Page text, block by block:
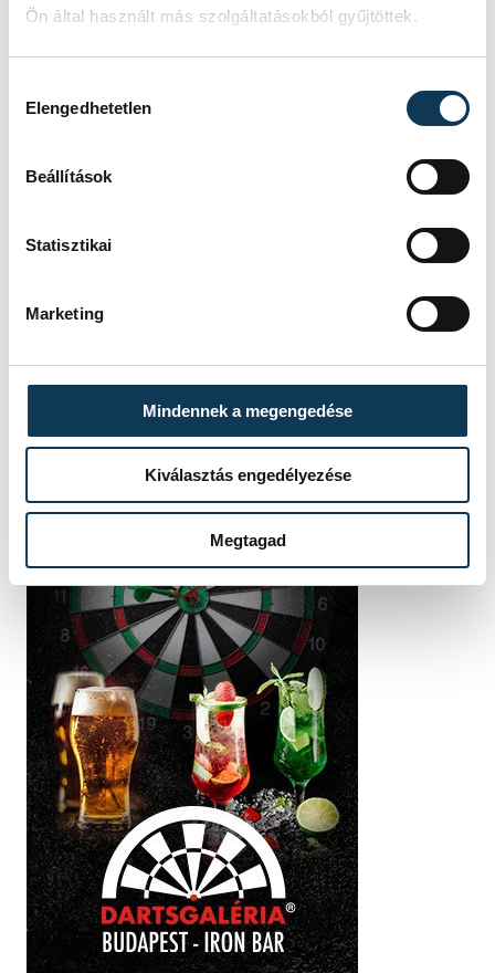
Ön által használt más szolgáltatásokból gyűjtöttek.
Elengedhetetlen
Beállítások
Statisztikai
Marketing
Mindennek a megengedése
Kiválasztás engedélyezése
Megtagad
vehir.hu
Szalai